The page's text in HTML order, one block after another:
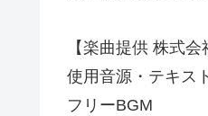
【楽曲提供 株式会
使用音源・テキス
フリーBGM